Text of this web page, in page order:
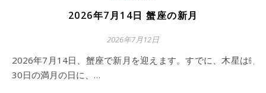
2026年7月14日 蟹座の新月
2026年7月12日
2026年7月14日、蟹座で新月を迎えます。すでに、木星は㋅
30日の満月の日に、…